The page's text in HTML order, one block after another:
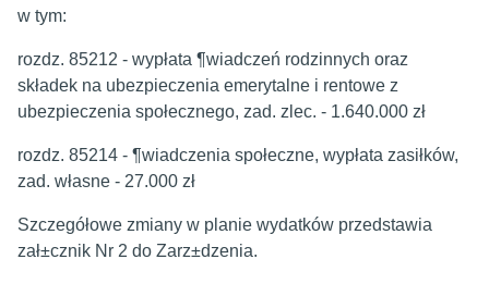
w tym:
rozdz. 85212 - wypłata ¶wiadczeń rodzinnych oraz
składek na ubezpieczenia emerytalne i rentowe z
ubezpieczenia społecznego, zad. zlec. - 1.640.000 zł
rozdz. 85214 - ¶wiadczenia społeczne, wypłata zasiłków,
zad. własne - 27.000 zł
Szczegółowe zmiany w planie wydatków przedstawia
zał±cznik Nr 2 do Zarz±dzenia.